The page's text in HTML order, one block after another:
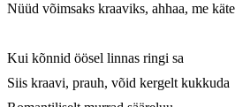
Nüüd võimsaks kraaviks, ahhaa, me
Kui kõnnid öösel linnas ringi sa
Siis kraavi, prauh, võid kergelt kukkuda